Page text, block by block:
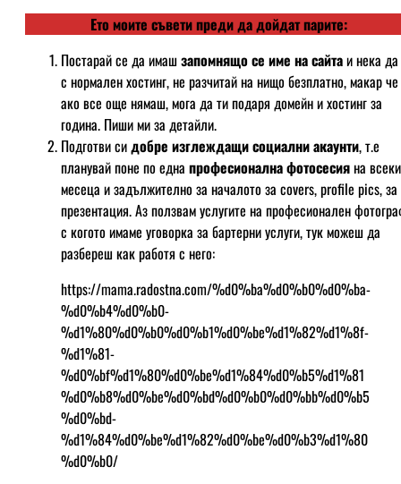
Ето моите съвети преди да дойдат парите:
Постарай се да имаш запомнящо се име на сайтаи нека
с нормален хостинг, не разчитай на нищо безплатно, макар че
ако все още нямаш, мога да ти подаря домейн и хостинг за
година. Пиши ми за детайли.
Подготви сидобре изглеждащи социални акаунти, т.е
планувай поне по една професионална фотосесияна
месеца и задължително за началото за covers, profile pics, за
презентация. Аз ползвам услугите на професионален
с когото имаме уговорка за бартерни услуги, тук можеш да
разбереш как работя с него:
https://mama.radostna.com/%d0%ba%d0%b0%d0%ba-
%d0%b4%d0%b0-
%d1%80%d0%b0%d0%b1%d0%be%d1%82%d1%8f-
%d1%81-
%d0%bf%d1%80%d0%be%d1%84%d0%b5%d1%81
%d0%b8%d0%be%d0%bd%d0%b0%d0%bb%d0%b5
%d0%bd-
%d1%84%d0%be%d1%82%d0%be%d0%b3%d1%80
%d0%b0/